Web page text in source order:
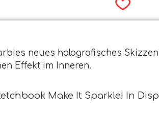
neues holografisches
Effekt im Inneren.
Make It Sparkle! In